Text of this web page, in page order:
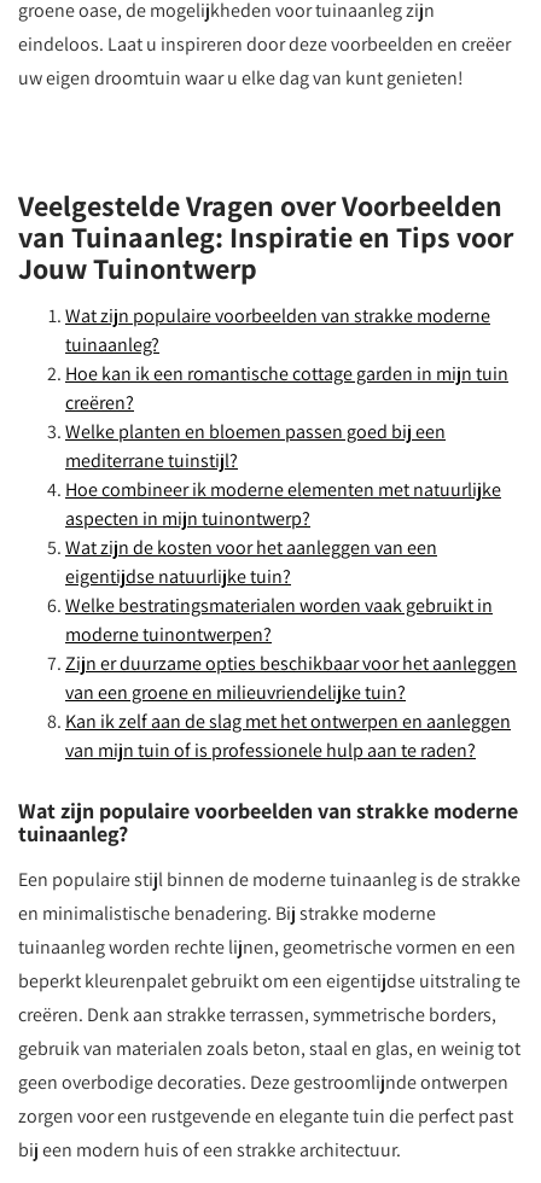
groene oase, de mogelijkheden voor tuinaanleg zijn
eindeloos. Laat u inspireren door deze voorbeelden en creëer
uw eigen droomtuin waar u elke dag van kunt genieten!
Veelgestelde Vragen over Voorbeelden
van Tuinaanleg: Inspiratie en Tips voor
Jouw Tuinontwerp
Wat zijn populaire voorbeelden van strakke moderne
tuinaanleg?
Hoe kan ik een romantische cottage garden in mijn tuin
creëren?
Welke planten en bloemen passen goed bij een
mediterrane tuinstijl?
Hoe combineer ik moderne elementen met natuurlijke
aspecten in mijn tuinontwerp?
Wat zijn de kosten voor het aanleggen van een
eigentijdse natuurlijke tuin?
Welke bestratingsmaterialen worden vaak gebruikt in
moderne tuinontwerpen?
Zijn er duurzame opties beschikbaar voor het aanleggen
van een groene en milieuvriendelijke tuin?
Kan ik zelf aan de slag met het ontwerpen en aanleggen
van mijn tuin of is professionele hulp aan te raden?
Wat zijn populaire voorbeelden van strakke moderne
tuinaanleg?
Een populaire stijl binnen de moderne tuinaanleg is de strakke
en minimalistische benadering. Bij strakke moderne
tuinaanleg worden rechte lijnen, geometrische vormen en een
beperkt kleurenpalet gebruikt om een eigentijdse uitstraling te
creëren. Denk aan strakke terrassen, symmetrische borders,
gebruik van materialen zoals beton, staal en glas, en weinig tot
geen overbodige decoraties. Deze gestroomlijnde ontwerpen
zorgen voor een rustgevende en elegante tuin die perfect past
bij een modern huis of een strakke architectuur.